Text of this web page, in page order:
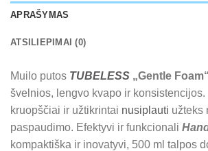
APRAŠYMAS
ATSILIEPIMAI (0)
Muilo putos TUBELESS „Gentle Foam“
švelnios, lengvo kvapo ir konsistencijos.
kruopščiai ir užtikrintai nusiplauti užteks
paspaudimo. Efektyvi ir funkcionali
kompaktiška ir inovatyvi, 500 ml talpos